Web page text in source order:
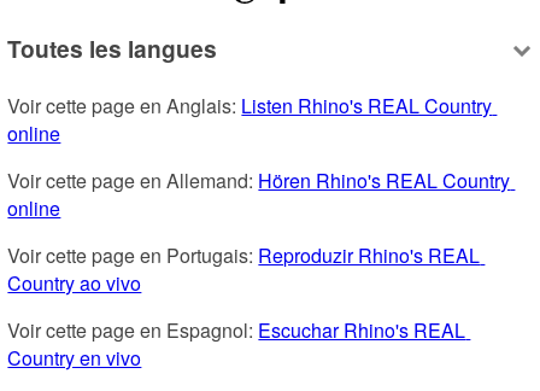
Toutes les langues
Voir cette page en Anglais: Listen Rhino's REAL Country
online
Voir cette page en Allemand: Hören Rhino's REAL Country
online
Voir cette page en Portugais: Reproduzir Rhino's REAL
Country ao vivo
Voir cette page en Espagnol: Escuchar Rhino's REAL
Country en vivo